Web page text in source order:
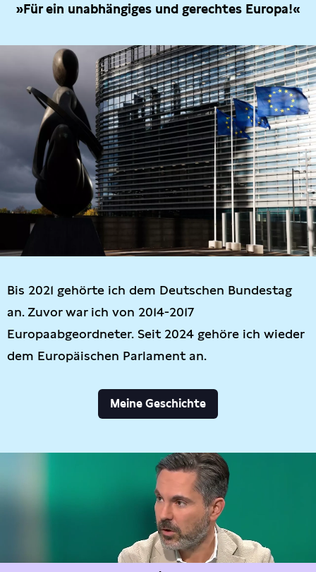
»Für ein unabhängiges und gerechtes Europa!«
Bis 2021 gehörte ich dem Deutschen Bundestag
an. Zuvor war ich von 2014-2017
Europaabgeordneter. Seit 2024 gehöre ich wieder
dem Europäischen Parlament an.
Meine Geschichte